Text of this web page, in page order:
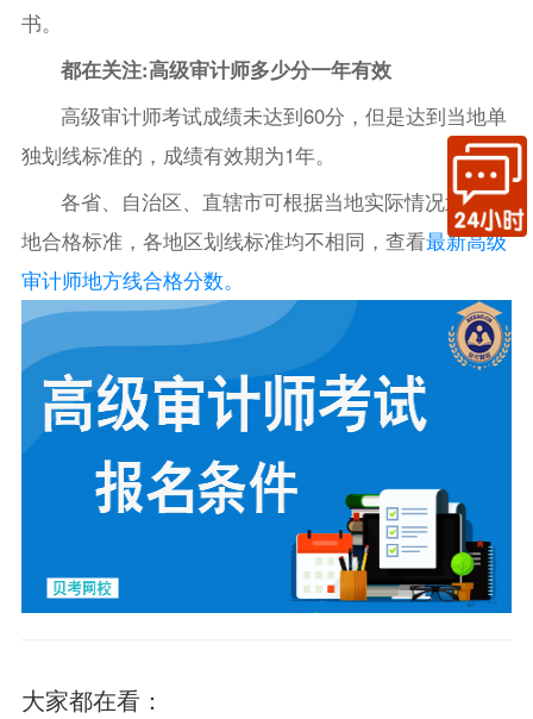
书。
都在关注:高级审计师多少分一年有效
高级审计师考试成绩未达到60分，但是达到当地单
独划线标准的，成绩有效期为1年。
各省、自治区、直辖市可根据当地实际情况划定当
地合格标准，各地区划线标准均不相同，查看最新高级
审计师地方线合格分数。
大家都在看：